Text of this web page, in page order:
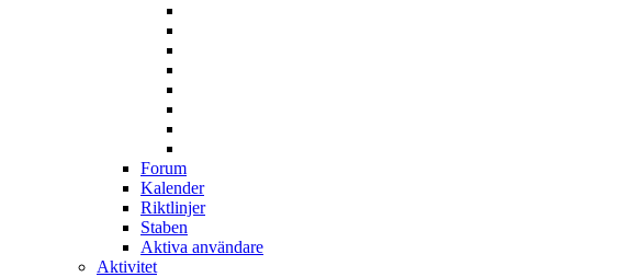
Forum
Kalender
Riktlinjer
Staben
Aktiva användare
Aktivitet